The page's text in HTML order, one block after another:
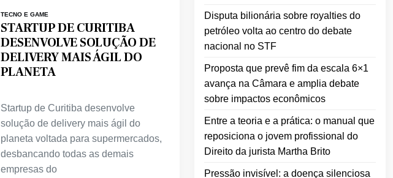
TECNO E GAME
STARTUP DE CURITIBA
DESENVOLVE SOLUÇÃO DE
DELIVERY MAIS ÁGIL DO
PLANETA
Startup de Curitiba desenvolve
solução de delivery mais ágil do
planeta voltada para supermercados,
desbancando todas as demais
empresas do
Disputa bilionária sobre royalties do
petróleo volta ao centro do debate
nacional no STF
Proposta que prevê fim da escala 6×1
avança na Câmara e amplia debate
sobre impactos econômicos
Entre a teoria e a prática: o manual que
reposiciona o jovem profissional do
Direito da jurista Martha Brito
Pressão invisível: a doença silenciosa